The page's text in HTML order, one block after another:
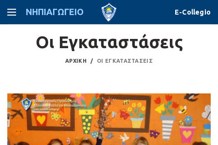
ΝΗΠΙΑΓΩΓΕΙΟ E-Collegio
Οι Eγκαταστάσεις
ΑΡΧΙΚΉ ΟΙ EΓΚΑΤΑΣΤΆΣΕΙΣ